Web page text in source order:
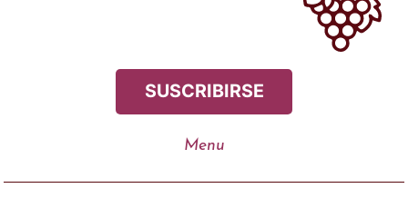
SUSCRIBIRSE